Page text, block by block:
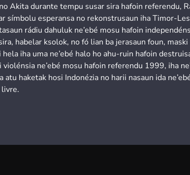
Akita durante tempu susar sira hafoin referendu,
símbolu esperansa no rekonstrusaun iha Timor-
rádiu dahuluk ne’ebé mosu hafoin
habelar ksolok, no fó lian ba jerasaun foun, maski
hela iha uma ne’ebé halo ho ahu-ruin hafoin
violénsia ne’ebé mosu hafoin referendu 1999, iha
haketak hosi Indonézia no harii nasaun ida